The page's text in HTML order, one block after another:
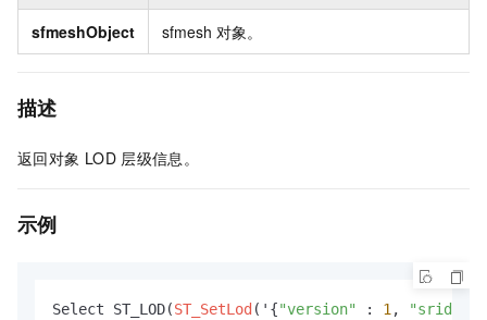
sfmeshObject sfmesh 对象。
描述
返回对象 LOD 层级信息。
示例
Select ST_LOD(ST_SetLod ('{"version" : 1 , "srid"